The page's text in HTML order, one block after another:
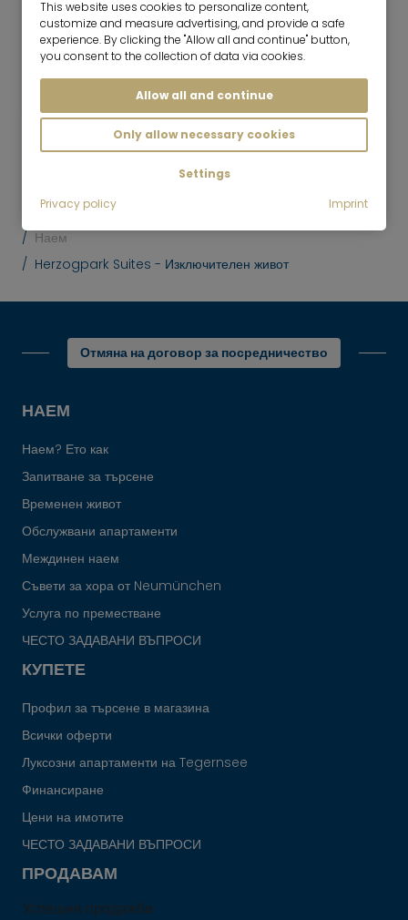
1.5 Стая
55 m²
Мюнхен-Herzogpark
3,190
Mr. Lodge | Search.Find.Life.
Наем
Herzogpark Suites - Изключителен живот
нагоре
Отмяна на договор за посредничество
НАЕМ
Наем? Ето как
Запитване за търсене
Временен живот
Обслужвани апартаменти
Междинен наем
Съвети за хора от Neumünchen
Услуга по преместване
ЧЕСТО ЗАДАВАНИ ВЪПРОСИ
КУПЕТЕ
Профил за търсене в магазина
Всички оферти
Луксозни апартаменти на Tegernsee
Финансиране
Цени на имотите
ЧЕСТО ЗАДАВАНИ ВЪПРОСИ
ПРОДАВАМ
Успешни продажби
This website uses cookies to personalize content,
customize and measure advertising, and provide a safe
experience. By clicking the "Allow all and continue" button,
you consent to the collection of data via cookies.
Allow all and continue
Only allow necessary cookies
Settings
Privacy policy
Imprint